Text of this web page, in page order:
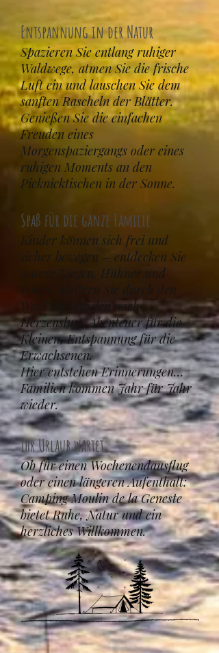
Entspannung in der Natur
Spazieren Sie entlang ruhiger
Waldwege, atmen Sie die frische
Luft ein und lauschen Sie dem
sanften Rascheln der Blätter.
Genießen Sie die einfachen
Freuden eines
Morgenspaziergangs oder eines
ruhigen Moments an den
Picknicktischen in der Sonne.
Spaß für die ganze Familie
Kinder können sich frei und
sicher bewegen – entdecken Sie
unsere Ziegen, Hühner und
Ponys, klettern Sie durch den
Wald und spielen nach
Herzenslust. Abenteuer für die
Kleinen, Entspannung für die
Erwachsenen.
Hier entstehen Erinnerungen…
Familien kommen Jahr für Jahr
wieder.
Ihr Urlaub wartet
Ob für einen Wochenendausflug
oder einen längeren Aufenthalt:
Camping Moulin de la Geneste
bietet Ruhe, Natur und ein
herzliches Willkommen.